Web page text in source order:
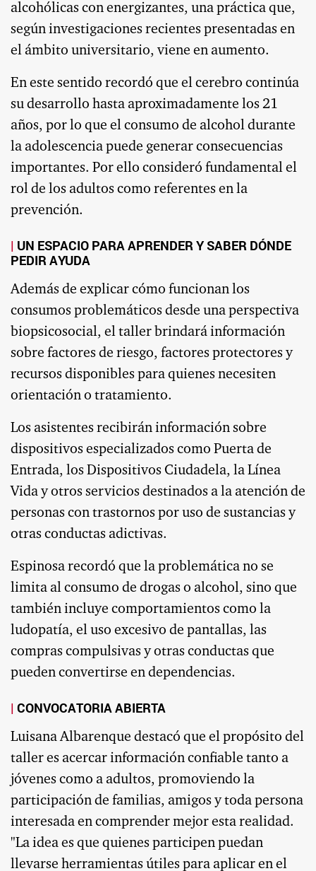
alcohólicas con energizantes, una práctica que,
según investigaciones recientes presentadas en
el ámbito universitario, viene en aumento.
En este sentido recordó que el cerebro continúa
su desarrollo hasta aproximadamente los 21
años, por lo que el consumo de alcohol durante
la adolescencia puede generar consecuencias
importantes. Por ello consideró fundamental el
rol de los adultos como referentes en la
prevención.
UN ESPACIO PARA APRENDER Y SABER DÓNDE
PEDIR AYUDA
Además de explicar cómo funcionan los
consumos problemáticos desde una perspectiva
biopsicosocial, el taller brindará información
sobre factores de riesgo, factores protectores y
recursos disponibles para quienes necesiten
orientación o tratamiento.
Los asistentes recibirán información sobre
dispositivos especializados como Puerta de
Entrada, los Dispositivos Ciudadela, la Línea
Vida y otros servicios destinados a la atención de
personas con trastornos por uso de sustancias y
otras conductas adictivas.
Espinosa recordó que la problemática no se
limita al consumo de drogas o alcohol, sino que
también incluye comportamientos como la
ludopatía, el uso excesivo de pantallas, las
compras compulsivas y otras conductas que
pueden convertirse en dependencias.
CONVOCATORIA ABIERTA
Luisana Albarenque destacó que el propósito del
taller es acercar información confiable tanto a
jóvenes como a adultos, promoviendo la
participación de familias, amigos y toda persona
interesada en comprender mejor esta realidad.
"La idea es que quienes participen puedan
llevarse herramientas útiles para aplicar en el